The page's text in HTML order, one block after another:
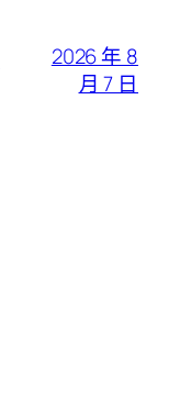
2026 年 8
月 7 日